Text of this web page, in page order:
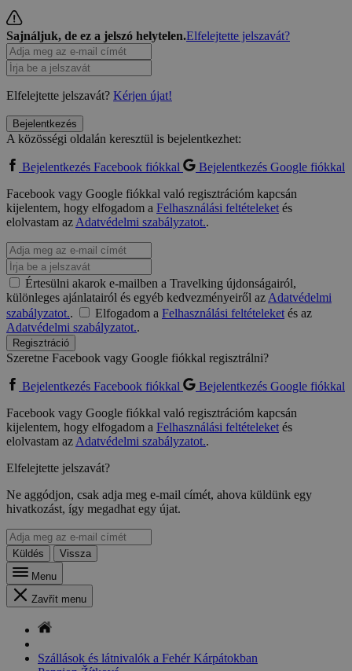
Sajnáljuk, de ez a jelszó helytelen.Elfelejtette jelszavát?
Elfelejtette jelszavát? Kérjen újat!
Bejelentkezés
A közösségi oldalán keresztül is bejelentkezhet:
Bejelentkezés Facebook fiókkal
Bejelentkezés Google fiókkal
Facebook vagy Google fiókkal való regisztrációm kapcsán
kijelentem, hogy elfogadom a Felhasználási feltételeketés
elolvastam azAdatvédelmi szabályzatot..
Értesülni akarok e-mailben a Travelking újdonságairól,
különleges ajánlatairól és egyéb kedvezményeiről azAdatvédelmi
szabályzatot.. Elfogadom a Felhasználási feltételeketés az
Adatvédelmi szabályzatot..
Regisztráció
Szeretne Facebook vagy Google fiókkal regisztrálni?
Bejelentkezés Facebook fiókkal
Bejelentkezés Google fiókkal
Facebook vagy Google fiókkal való regisztrációm kapcsán
kijelentem, hogy elfogadom a Felhasználási feltételeketés
elolvastam azAdatvédelmi szabályzatot..
Elfelejtette jelszavát?
Ne aggódjon, csak adja meg e-mail címét, ahova küldünk egy
hivatkozást, így megadhat egy újat.
Küldés
Vissza
Menu
Zavřít menu
Szállások és látnivalók a Fehér Kárpátokban